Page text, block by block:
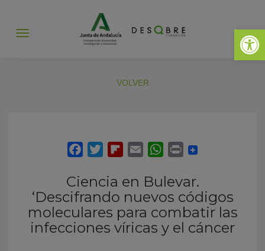
Abrir
Abrir
VOLVER
Ciencia en Bulevar.
‘Descifrando nuevos códigos
moleculares para combatir las
infecciones víricas y el cáncer